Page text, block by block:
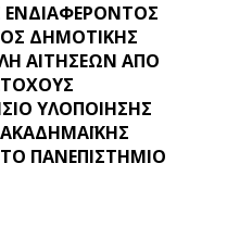
ΔΗΜΟΤΙΚΗΣ
ΑΙΤΗΣΕΩΝ ΑΠΟ
ΥΛΟΠΟΙΗΣΗΣ
ΠΑΝΕΠΙΣΤΗΜΙΟ